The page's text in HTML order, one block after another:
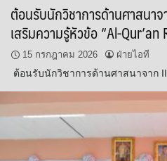
ต้อนรับนักวิชาการด้านศาสนา
เสริมความรู้หัวข้อ “Al-
15 กรกฎาคม 2026 ฝ่ายไอที
ต้อนรับนักวิชาการด้านศาสนาจาก